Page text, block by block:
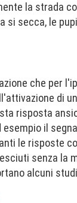
la strada
si secca, le
che per
di
risposta
il
le risposte
senza la
alcuni